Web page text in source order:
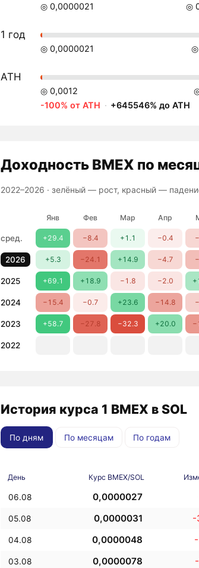
◎ 0,0000021 ◎
1 год
◎ 0,0000021 ◎
ATH
◎ 0,0012
-100% от ATH · +645546% до ATH
ДоходностьBMEX по
2022–2026 · зелёный — рост, красный —
Янв Фев Мар Апр
сред. +29.4 −8.4 +1.1 −0.4
2026 +5.3 −24.1 +14.9 −4.7
2025 +69.1 +18.9 −1.8 −2.0
2024 −15.4 −0.7 +23.6 −14.8
2023 +58.7 −27.8 −32.3 +20.0
2022
История курса 1 BMEX в SOL
По дням По месяцам По годам
День Курс BMEX/SOL
06.08 0,0000027
05.08 0,0000031 -
04.08 0,0000048
03.08 0,0000078